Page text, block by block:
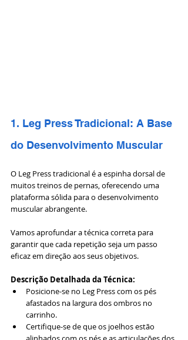
1. Leg Press Tradicional: A Base
do Desenvolvimento Muscular
O Leg Press tradicional é a espinha dorsal de
muitos treinos de pernas, oferecendo uma
plataforma sólida para o desenvolvimento
muscular abrangente.
Vamos aprofundar a técnica correta para
garantir que cada repetição seja um passo
eficaz em direção aos seus objetivos.
Descrição Detalhada da Técnica:
Posicione-se no Leg Press com os pés
afastados na largura dos ombros no
carrinho.
Certifique-se de que os joelhos estão